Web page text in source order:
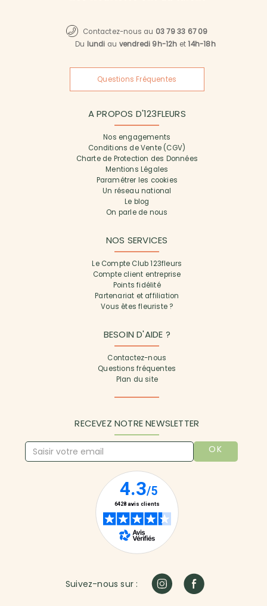
Contactez-nous au 03 79 33 67 09
Du lundi au vendredi 9h-12h et14h-18h
Questions Fréquentes
A PROPOS D'123FLEURS
Nos engagements
Conditions de Vente (CGV)
Charte de Protection des Données
Mentions Légales
Paramétrer les cookies
Un réseau national
Le blog
On parle de nous
NOS SERVICES
Le Compte Club 123fleurs
Compte client entreprise
Points fidélité
Partenariat et affiliation
Vous êtes fleuriste ?
BESOIN D'AIDE ?
Contactez-nous
Questions fréquentes
Plan du site
RECEVEZ NOTRE NEWSLETTER
OK
Suivez-nous sur :